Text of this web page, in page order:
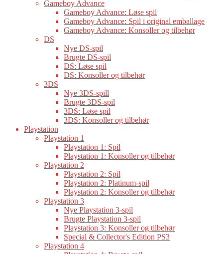
Gameboy Advance
Gameboy Advance: Løse spil
Gameboy Advance: Spil i original emballage
Gameboy Advance: Konsoller og tilbehør
DS
Nye DS-spil
Brugte DS-spil
DS: Løse spil
DS: Konsoller og tilbehør
3DS
Nye 3DS-spill
Brugte 3DS-spil
3DS: Løse spil
3DS: Konsoller og tilbehør
Playstation
Playstation 1
Playstation 1: Spil
Playstation 1: Konsoller og tilbehør
Playstation 2
Playstation 2: Spil
Playstation 2: Platinum-spil
Playstation 2: Konsoller og tilbehør
Playstation 3
Nye Playstation 3-spil
Brugte Playstation 3-spil
Playstation 3: Konsoller og tilbehør
Special & Collector's Edition PS3
Playstation 4